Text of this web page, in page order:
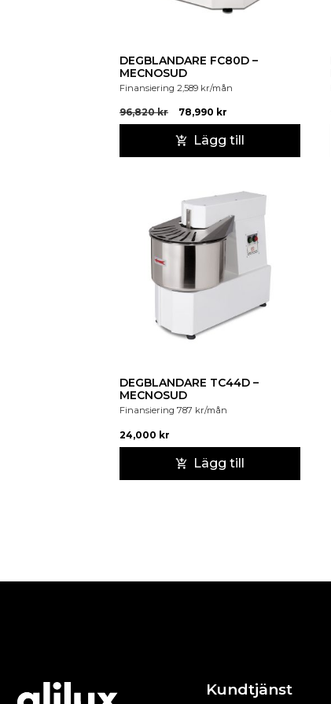
DEGBLANDARE FC80D –
MECNOSUD
Finansiering 2,589 kr/mån
96,820kr 78,990 kr
Lägg till
DEGBLANDARE TC44D –
MECNOSUD
Finansiering 787 kr/mån
24,000 kr
Lägg till
Kundtjänst